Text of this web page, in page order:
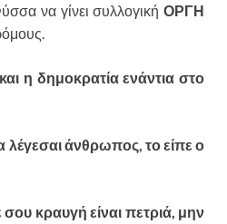
να γίνει συλλογική ΟΡΓΗ
η δημοκρατία ενάντια στο
άνθρωπος, το είπε ο
είναι πετριά, μην